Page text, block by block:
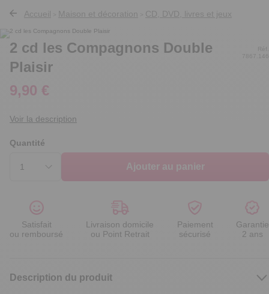
Accueil Maison et décoration CD, DVD, livres et jeux
2 cd les Compagnons Double
Plaisir
Réf.
7867.146
9,90 €
Voir la description
Quantité
Ajouter au panier
Satisfait
ou remboursé
Livraison domicile
ou Point Retrait
Paiement
sécurisé
Garantie
2 ans
Description du produit